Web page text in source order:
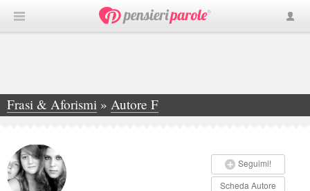
Frasi & Aforismi » Autore F
»Francesca Zangrandi
Seguimi!
Scheda Autore